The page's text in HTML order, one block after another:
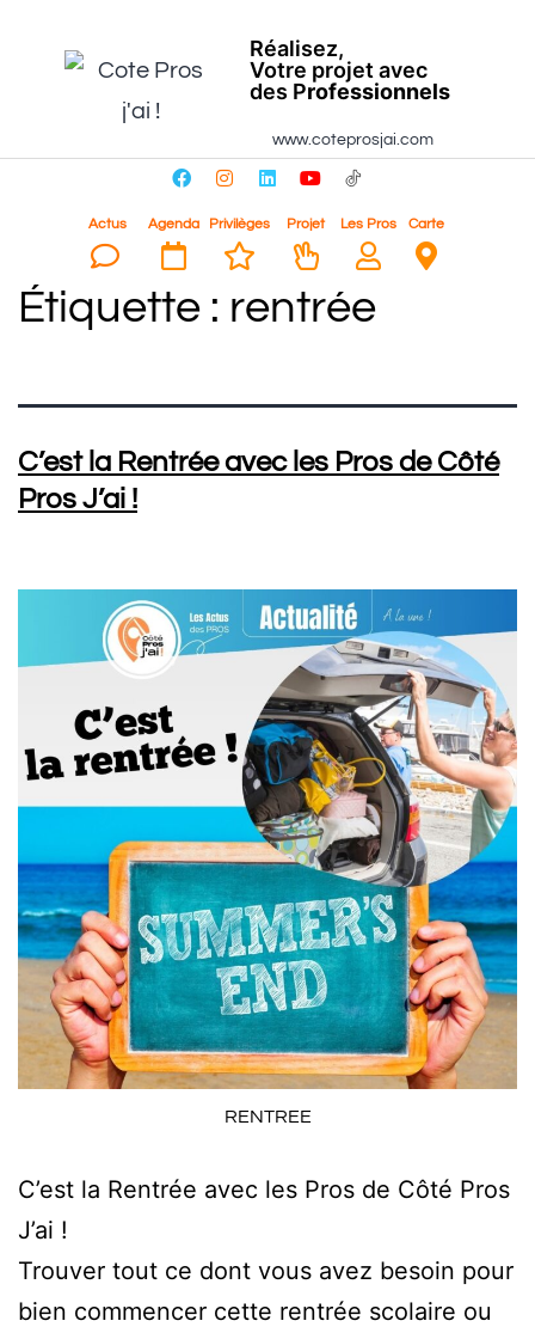
Réalisez,
Votre projet avec
des Professionnels
www.coteprosjai.com
Actus Agenda Privilèges Projet Les Pros Carte
Étiquette : rentrée
C’est la Rentrée avec les Pros de Côté
Pros J’ai !
RENTREE
C’est la Rentrée avec les Pros de Côté Pros
J’ai !
Trouver tout ce dont vous avez besoin pour
bien commencer cette rentrée scolaire ou